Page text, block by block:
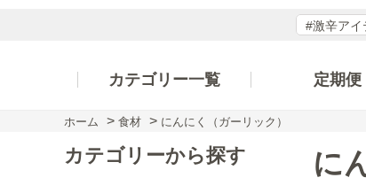
#激辛アイ
カテゴリー一覧 定期便
ホーム > 食材 > にんにく（ガーリック）
カテゴリーから探す に